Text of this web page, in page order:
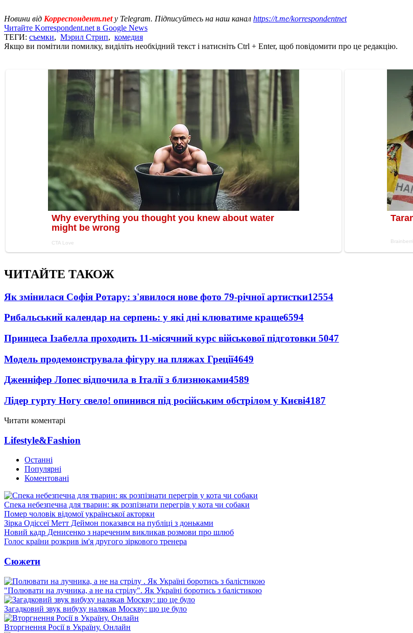
Новини від Корреспондент.netу Telegram. Підписуйтесь на наш канал https://t.me/korrespondentnet
Читайте Korrespondent.net в Google News
ТЕГИ: съемки, Мэрил Стрип, комедия
Якщо ви помітили помилку, виділіть необхідний текст і натисніть Ctrl + Enter, щоб повідомити про це редакцію.
ЧИТАЙТЕ ТАКОЖ
Як змінилася Софія Ротару: з'явилося нове фото 79-річної артистки12554
Рибальський календар на серпень: у які дні клюватиме краще6594
Принцеса Ізабелла проходить 11-місячний курс військової підготовки 5047
Модель продемонструвала фігуру на пляжах Греції4649
Дженніфер Лопес відпочила в Італії з близнюками4589
Лідер гурту Ногу свело! опинився під російським обстрілом у Києві4187
Читати коментарі
Lifestyle&Fashion
Останні
Популярні
Коментовані
Спека небезпечна для тварин: як розпізнати перегрів у кота чи собаки
Помер чоловік відомої української акторки
Зірка Одіссеї Метт Деймон показався на публіці з доньками
Новий кадр Денисенко з нареченим викликав розмови про шлюб
Голос країни розкрив ім'я другого зіркового тренера
Сюжети
"Полювати на лучника, а не на стрілу". Як Україні боротись з балістикою
Загадковий звук вибуху налякав Москву: що це було
Вторгнення Росії в Україну. Онлайн